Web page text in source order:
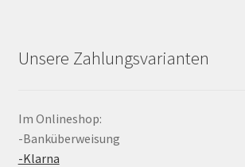
Unsere Zahlungsvarianten
Im Onlineshop:
-Banküberweisung
-Klarna